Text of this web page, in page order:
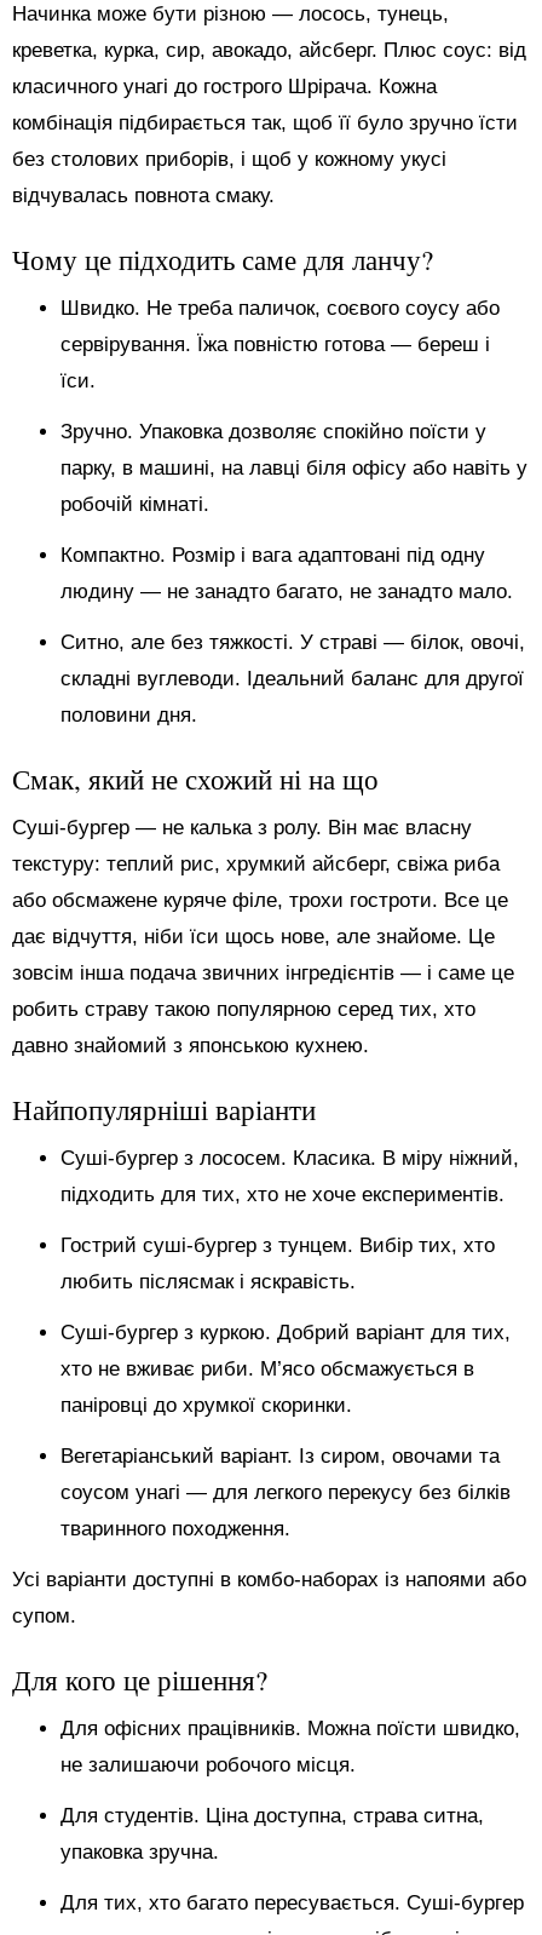
Начинка може бути різною — лосось, тунець,
креветка, курка, сир, авокадо, айсберг. Плюс соус: від
класичного унагі до гострого Шрірача. Кожна
комбінація підбирається так, щоб її було зручно їсти
без столових приборів, і щоб у кожному укусі
відчувалась повнота смаку.
Чому це підходить саме для ланчу?
Швидко. Не треба паличок, соєвого соусу або
сервірування. Їжа повністю готова — береш і
їси.
Зручно. Упаковка дозволяє спокійно поїсти у
парку, в машині, на лавці біля офісу або навіть у
робочій кімнаті.
Компактно. Розмір і вага адаптовані під одну
людину — не занадто багато, не занадто мало.
Ситно, але без тяжкості. У страві — білок, овочі,
складні вуглеводи. Ідеальний баланс для другої
половини дня.
Смак, який не схожий ні на що
Суші-бургер — не калька з ролу. Він має власну
текстуру: теплий рис, хрумкий айсберг, свіжа риба
або обсмажене куряче філе, трохи гостроти. Все це
дає відчуття, ніби їси щось нове, але знайоме. Це
зовсім інша подача звичних інгредієнтів — і саме це
робить страву такою популярною серед тих, хто
давно знайомий з японською кухнею.
Найпопулярніші варіанти
Суші-бургер з лососем. Класика. В міру ніжний,
підходить для тих, хто не хоче експериментів.
Гострий суші-бургер з тунцем. Вибір тих, хто
любить післясмак і яскравість.
Суші-бургер з куркою. Добрий варіант для тих,
хто не вживає риби. М’ясо обсмажується в
паніровці до хрумкої скоринки.
Вегетаріанський варіант. Із сиром, овочами та
соусом унагі — для легкого перекусу без білків
тваринного походження.
Усі варіанти доступні в комбо-наборах із напоями або
супом.
Для кого це рішення?
Для офісних працівників. Можна поїсти швидко,
не залишаючи робочого місця.
Для студентів. Ціна доступна, страва ситна,
упаковка зручна.
Для тих, хто багато пересувається. Суші-бургер